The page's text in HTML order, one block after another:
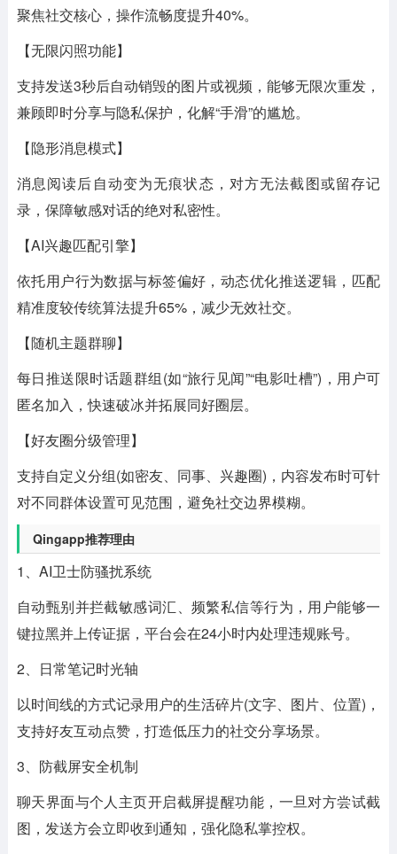
聚焦社交核心，操作流畅度提升40%。
【无限闪照功能】
支持发送3秒后自动销毁的图片或视频，能够无限次重发，
兼顾即时分享与隐私保护，化解“手滑”的尴尬。
【隐形消息模式】
消息阅读后自动变为无痕状态，对方无法截图或留存记
录，保障敏感对话的绝对私密性。
【AI兴趣匹配引擎】
依托用户行为数据与标签偏好，动态优化推送逻辑，匹配
精准度较传统算法提升65%，减少无效社交。
【随机主题群聊】
每日推送限时话题群组(如“旅行见闻”“电影吐槽”)，用户可
匿名加入，快速破冰并拓展同好圈层。
【好友圈分级管理】
支持自定义分组(如密友、同事、兴趣圈)，内容发布时可针
对不同群体设置可见范围，避免社交边界模糊。
Qingapp推荐理由
1、AI卫士防骚扰系统
自动甄别并拦截敏感词汇、频繁私信等行为，用户能够一
键拉黑并上传证据，平台会在24小时内处理违规账号。
2、日常笔记时光轴
以时间线的方式记录用户的生活碎片(文字、图片、位置)，
支持好友互动点赞，打造低压力的社交分享场景。
3、防截屏安全机制
聊天界面与个人主页开启截屏提醒功能，一旦对方尝试截
图，发送方会立即收到通知，强化隐私掌控权。